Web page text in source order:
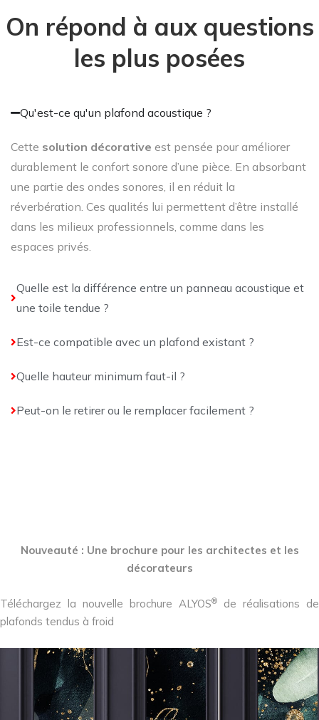
On répond à aux questions
les plus posées
Qu'est-ce qu'un plafond acoustique ?
Cette solution décorative est pensée pour améliorer
durablement le confort sonore d’une pièce. En absorbant
une partie des ondes sonores, il en réduit la
réverbération. Ces qualités lui permettent d’être installé
dans les milieux professionnels, comme dans les
espaces privés.
Quelle est la différence entre un panneau acoustique et
une toile tendue ?
Est-ce compatible avec un plafond existant ?
Quelle hauteur minimum faut-il ?
Peut-on le retirer ou le remplacer facilement ?
Nouveauté : Une brochure pour les architectes et les
décorateurs
Téléchargez la nouvelle brochure ALYOS®
de réalisations de
plafonds tendus à froid